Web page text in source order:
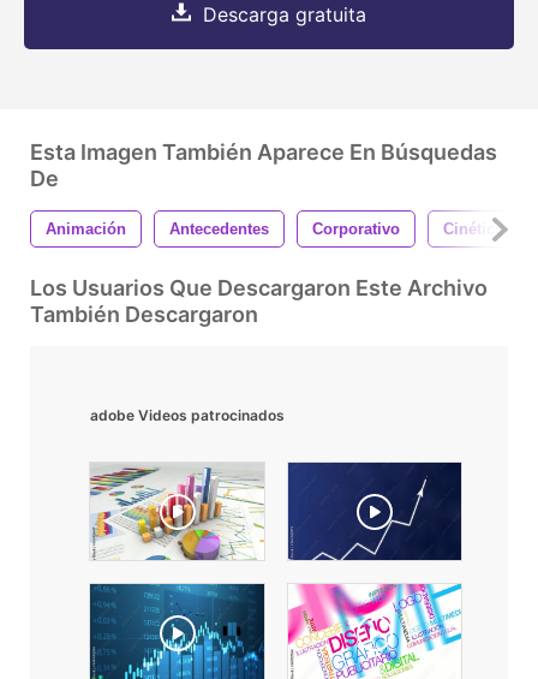
Descarga gratuita
Esta Imagen También Aparece En Búsquedas
De
Animación Antecedentes Corporativo Cinético
Los Usuarios Que Descargaron Este Archivo
También Descargaron
adobe Videos patrocinados